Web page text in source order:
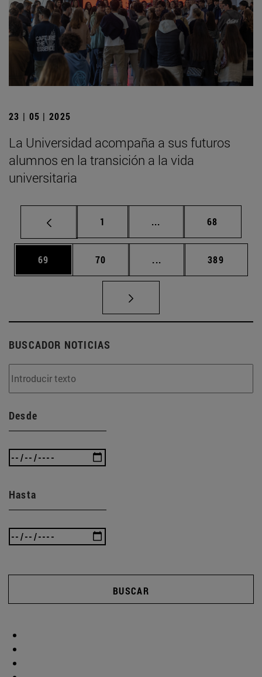
23 | 05 | 2025
La Universidad acompaña a sus futuros
alumnos en la transición a la vida
universitaria
Página
1 ... Páginas intermedias
Página
68
Página
69 Página
70 ... Páginas intermedias
Página
389
BUSCADOR NOTICIAS
Desde
Hasta
BUSCAR